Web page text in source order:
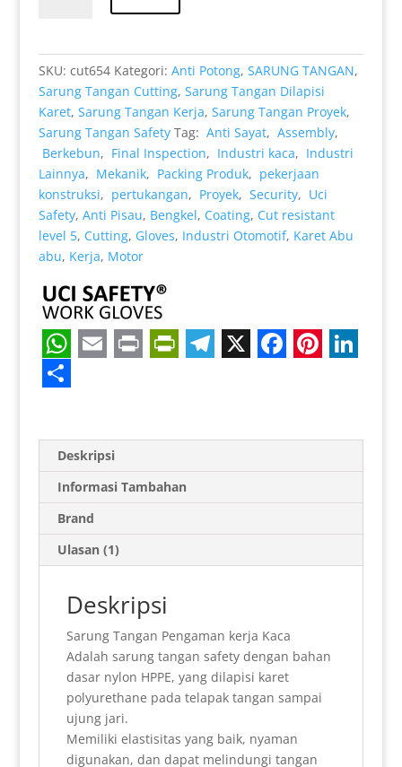
SKU: cut654 Kategori: Anti Potong, SARUNG TANGAN,
Sarung Tangan Cutting, Sarung Tangan Dilapisi
Karet, Sarung Tangan Kerja, Sarung Tangan Proyek,
Sarung Tangan Safety Tag: Anti Sayat, Assembly,
Berkebun, Final Inspection, Industri kaca, Industri
Lainnya, Mekanik, Packing Produk, pekerjaan
konstruksi, pertukangan, Proyek, Security, Uci
Safety, Anti Pisau, Bengkel, Coating, Cut resistant
level 5, Cutting, Gloves, Industri Otomotif, Karet Abu
abu, Kerja, Motor
W
h
a
A
p
p
a
i
l
i
n
t
i
t
F
r
i
e
n
d
l
y
l
g
r
a
m
c
o
o
k
n
r
e
s
n
d
I
n
h
e
Deskripsi
Informasi Tambahan
Brand
Ulasan (1)
Deskripsi
Sarung Tangan Pengaman kerja Kaca
Adalah sarung tangan safety dengan bahan
dasar nylon HPPE, yang dilapisi karet
polyurethane pada telapak tangan sampai
ujung jari.
Memiliki elastisitas yang baik, nyaman
digunakan, dan dapat melindungi tangan